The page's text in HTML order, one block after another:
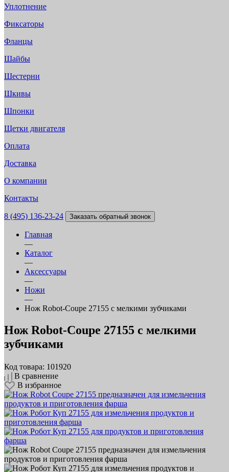
Уплотнение
Фиксаторы
Фланцы
Шайбы
Шестерни
Шкивы
Шпонки
Щетки двигателя
Оплата
Доставка
О компании
Контакты
8 (495) 136-23-24 Заказать обратный звонок
Главная
—
Каталог
—
Аксессуары
—
Ножи
—
Нож Robot-Coupe 27155 с мелкими зубчиками
Нож Robot-Coupe 27155 с мелкими
зубчиками
Код товара: 101920
В сравнение
В избранное